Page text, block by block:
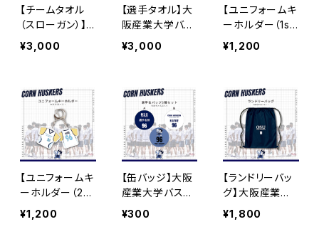
【チームタオル
（スローガン）】
大阪産業大学バ
スケ部
¥3,000
【選手タオル】大
阪産業大学バス
ケ部
¥3,000
【ユニフォームキ
ーホルダー（1s
t）】大阪産業大
学バスケ部
¥1,200
【ユニフォームキ
ーホルダー（2n
d）】大阪産業大
学バスケ部
¥1,200
【缶バッジ】大阪
産業大学バスケ
部
¥300
【ランドリーバッ
グ】大阪産業大
学バスケ部
¥1,800